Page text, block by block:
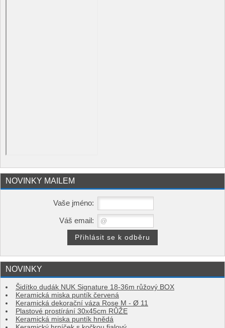
NOVINKY MAILEM
Vaše jméno:
Váš email:
NOVINKY
Šidítko dudák NUK Signature 18-36m růžový BOX
Keramická miska puntík červená
Keramická dekorační váza Rose M - Ø 11
Plastové prostírání 30x45cm RŮŽE
Keramická miska puntík hnědá